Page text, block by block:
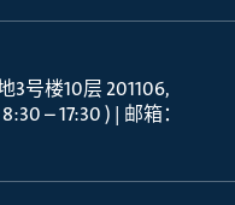
3号楼10层 201106
– 17:30 ) | 邮箱：